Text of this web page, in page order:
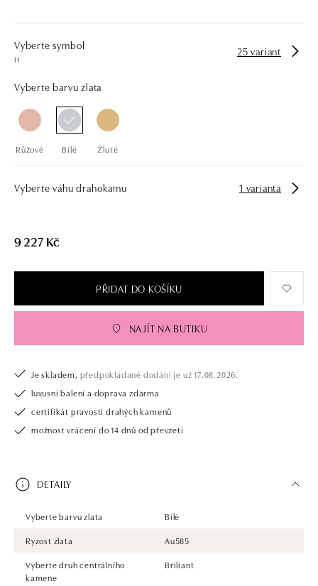
Vyberte symbol
H
25 variant
Vyberte barvu zlata
Růžové Bílé Žluté
Vyberte váhu drahokamu 1 varianta
9 227 Kč
PŘIDAT DO KOŠÍKU
NAJÍT NA BUTIKU
Je skladem, předpokládané dodání je už 17.08.2026.
luxusní balení a doprava zdarma
certifikát pravosti drahých kamenů
možnost vrácení do 14 dnů od převzetí
DETAILY
Vyberte barvu zlata
Bílé
Ryzost zlata
Au585
Vyberte druh centrálního
kamene
Briliant